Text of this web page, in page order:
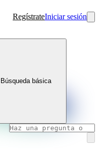
RegístrateIniciar sesión
Búsqueda básica